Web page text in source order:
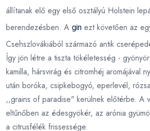
állítanak elő egy első osztályú Holstein
berendezésben. A gin ezt követően az
Csehszlovákiából származó antik
Így jön létre a tiszta tökéletesség -
kamilla, hársvirág és citromhéj aromájával
után boróka, csipkebogyó, eperlevél,
,,grains of paradise" kerülnek előtérbe. A
eltűnőben az édesgyökér, az arónia
a citrusfélék frissessége.